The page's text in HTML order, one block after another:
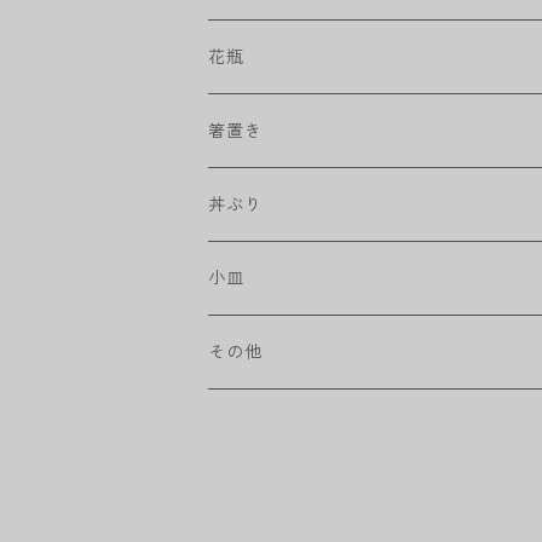
プリーツ
藍駒
ワビカップ
ハンディ小皿
和ミモザ
角皿
取皿
盛皿
カレー＆パスタ皿
小鉢
マグカップ
フリーカップ
そば猪口
花瓶
水差し
箸置き
丼ぶり
小皿
その他